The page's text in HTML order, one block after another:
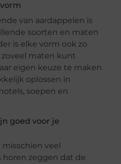
van aardappelen is
soorten en maten
is elke vorm ook zo
maten kunt
eigen keuze te maken
oplossen in
soepen en
goed voor je
veel
zeggen dat de